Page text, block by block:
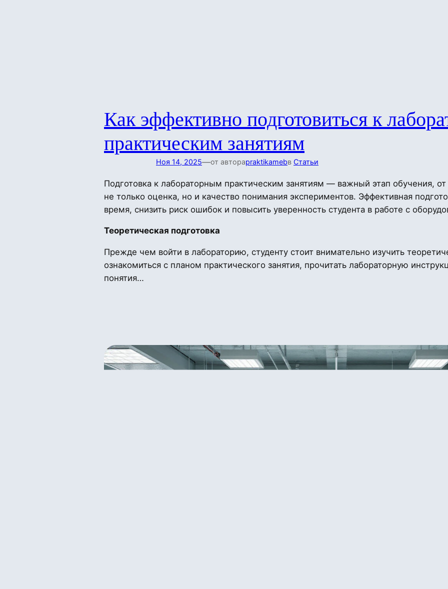
Как эффективно подготовиться к
практическим занятиям
Ноя 14, 2025—от автораpraktikamebв Статьи
Подготовка к лабораторным практическим занятиям — важный этап обучения,
не только оценка, но и качество понимания экспериментов. Эффективная
время, снизить риск ошибок и повысить уверенность студента в работе с
Теоретическая подготовка
Прежде чем войти в лабораторию, студенту стоит внимательно изучить
ознакомиться с планом практического занятия, прочитать лабораторную
понятия…